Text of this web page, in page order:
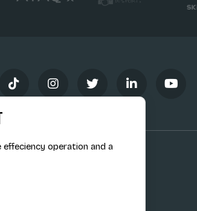
operation and a